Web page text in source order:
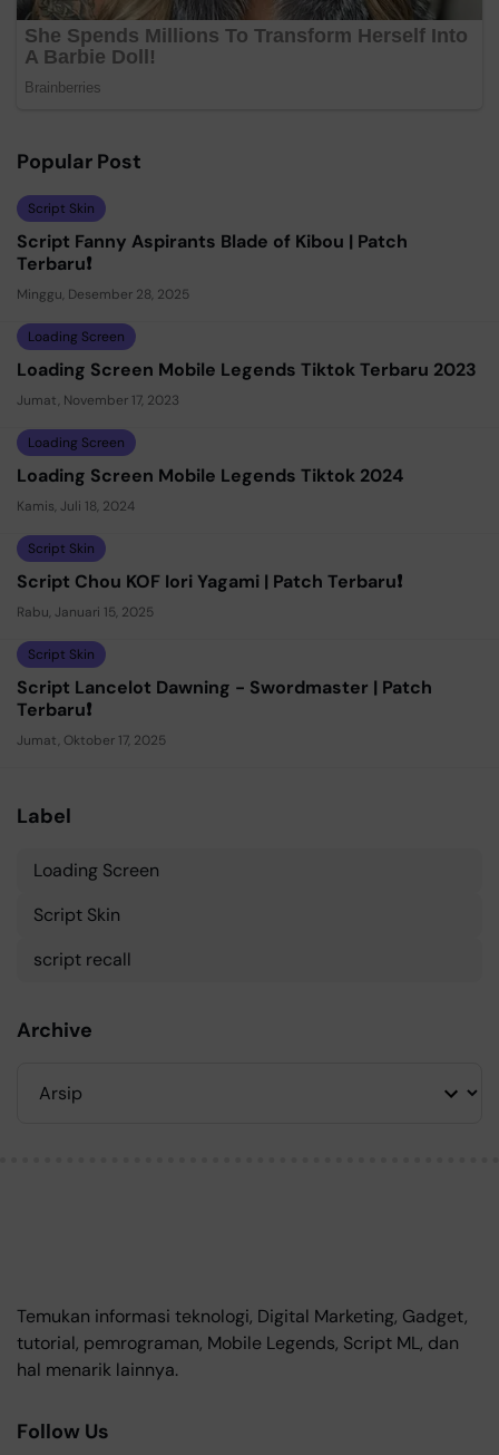
Popular Post
Script Skin
Script Fanny Aspirants Blade of Kibou | Patch
Terbaru❗
Minggu, Desember 28, 2025
Loading Screen
Loading Screen Mobile Legends Tiktok Terbaru 2023
Jumat, November 17, 2023
Loading Screen
Loading Screen Mobile Legends Tiktok 2024
Kamis, Juli 18, 2024
Script Skin
Script Chou KOF Iori Yagami | Patch Terbaru❗
Rabu, Januari 15, 2025
Script Skin
Script Lancelot Dawning - Swordmaster | Patch
Terbaru❗
Jumat, Oktober 17, 2025
Label
Loading Screen
Script Skin
script recall
Archive
Temukan informasi teknologi, Digital Marketing, Gadget,
tutorial, pemrograman, Mobile Legends, Script ML, dan
hal menarik lainnya.
Follow Us